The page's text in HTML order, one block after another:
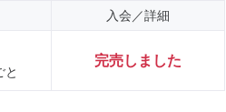
入会／詳細
と
完売しました